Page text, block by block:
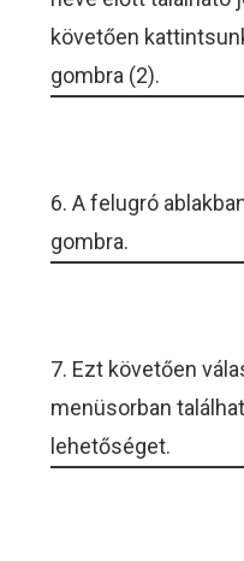
követően
gombra (2).
6. A felugró
gombra.
7. Ezt követően
menüsorban
lehetőséget.